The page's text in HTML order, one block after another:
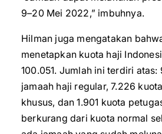
9–20 Mei 2022,” imbuhnya.
Hilman juga mengatakan
menetapkan kuota haji
100.051. Jumlah ini terdiri atas:
jamaah haji regular, 7.226
khusus, dan 1.901 kuota
berkurang dari kuota normal